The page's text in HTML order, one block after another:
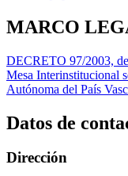
MARCO
DECRETO 97/2003,
Mesa Interinstitucional
Autónoma del País
Datos de
Dirección